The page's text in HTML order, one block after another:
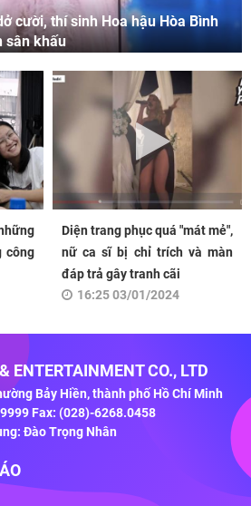
cười, thí sinh Hoa hậu Hòa Bình
sân khấu
công
Diện trang phục quá "mát mẻ",
nữ ca sĩ bị chỉ trích và màn
đáp trả gây tranh cãi
16:25 03/01/2024
ENTERTAINMENT CO., LTD
Bảy Hiền, thành phố Hồ Chí Minh
Fax: (028)-6268.0458
Đào Trọng Nhân